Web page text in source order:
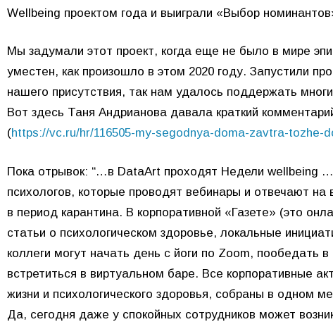
Wellbeing проектом года и выиграли «Выбор
Мы задумали этот проект, когда еще не было в мире
уместен, как произошло в этом 2020 году. Запустили
нашего присутствия, так нам удалось поддержать
Вот здесь Таня Андрианова давала краткий
(https://vc.ru/hr/116505-my-segodnya-doma-zavtra-tozhe-
Пока отрывок: “…в DataArt проходят Недели wellbeing
психологов, которые проводят вебинары и отвечают
в период карантина. В корпоративной «Газете» (это
статьи о психологическом здоровье, локальные
коллеги могут начать день с йоги по Zoom, пообедать
встретиться в виртуальном баре. Все корпоративные
жизни и психологического здоровья, собраны в одном
Да, сегодня даже у спокойных сотрудников может